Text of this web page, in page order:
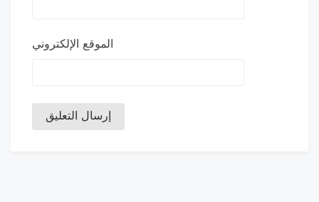
الموقع الإلكتروني